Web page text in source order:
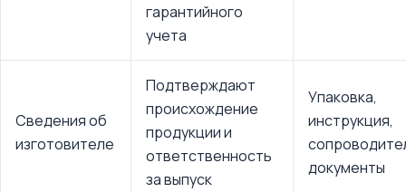
гарантийного
учета
Сведения об
изготовителе
Подтверждают
происхождение
продукции и
ответственность
за выпуск
Упаковка,
инструкция,
документы